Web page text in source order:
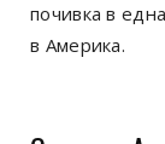
почивка в
в Америка.